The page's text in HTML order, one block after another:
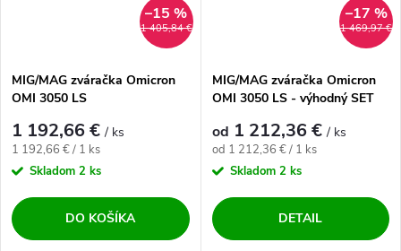
1 405,84 €
–15 %
MIG/MAG zváračka Omicron
OMI 3050 LS
1 192,66 €/ ks
Jednotková cena:
1 192,66 € / 1 ks
Skladom 2 ks
DO KOŠÍKA
1 469,97 €
–17 %
MIG/MAG zváračka Omicron
OMI 3050 LS - výhodný SET
od 1 212,36 €/ ks
Jednotková cena:
od 1 212,36 € / 1 ks
Skladom 2 ks
DETAIL